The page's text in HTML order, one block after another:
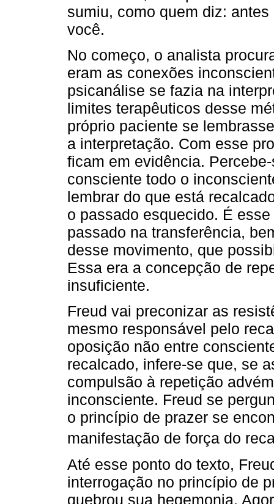
sumiu, como quem diz:
você.
No começo, o analista
eram as conexões
psicanálise se fazia na
limites terapêuticos desse
próprio paciente se
a interpretação. Com esse
ficam em evidência.
consciente todo o
lembrar do que está
o passado esquecido. É
passado na transferência,
desse movimento, que
Essa era a concepção de
insuficiente.
Freud vai preconizar as
mesmo responsável pelo
oposição não entre
recalcado, infere-se que, se
compulsão à repetição
inconsciente. Freud se
o princípio de prazer se
manifestação de força do
Até esse ponto do texto,
interrogação no princípio de
quebrou sua hegemonia.